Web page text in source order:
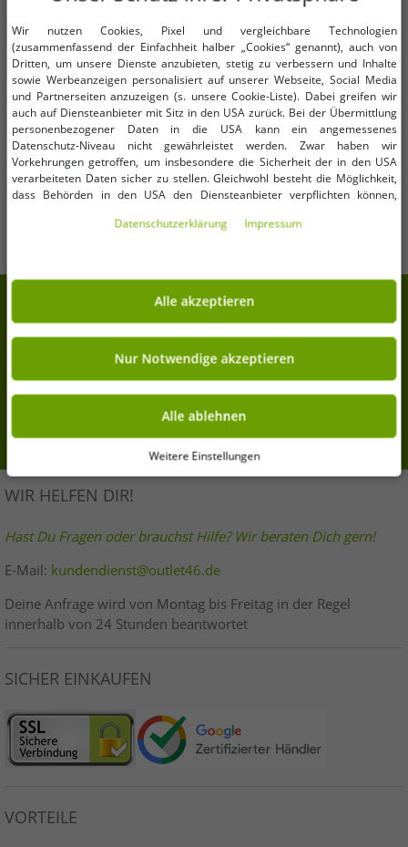
Verfügbare Größen
32/34 36/38
Damen ausgestellter Midi-Rock
stylischer Strick-Rock 970081
Schwarz
UVP:29,99 €* 1,99 €
In den Warenkorb
Verfügbare Größen
44 46
McKINLEY Isabel W Damen Rock
schützender Ski-Rock mit
AQUABASE Beschichtung 420206
057 Schwarz
UVP:79,99 €* 5,99 €
In den Warenkorb
7% Extra-Rabatt auf deinen Einkauf
Meld Dich für unseren Newsletter an und erhalte
Deine 7% Extra-Rabatt.
Deine E-Mail-Adresse hier
WIR HELFEN DIR!
Hast Du Fragen oder brauchst Hilfe? Wir beraten Dich gern!
E-Mail: kundendienst@outlet46.de
Deine Anfrage wird von Montag bis Freitag in der Regel
innerhalb von 24 Stunden beantwortet
SICHER EINKAUFEN
VORTEILE
Wir nutzen Cookies, Pixel und vergleichbare Technologien
(zusammenfassend der Einfachheit halber „Cookies“ genannt), auch von
Dritten, um unsere Dienste anzubieten, stetig zu verbessern und Inhalte
sowie Werbeanzeigen personalisiert auf unserer Webseite, Social Media
und Partnerseiten anzuzeigen (s. unsere Cookie-Liste). Dabei greifen wir
auch auf Diensteanbieter mit Sitz in den USA zurück. Bei der Übermittlung
personenbezogener Daten in die USA kann ein angemessenes
Datenschutz-Niveau nicht gewährleistet werden. Zwar haben wir
Vorkehrungen getroffen, um insbesondere die Sicherheit der in den USA
verarbeiteten Daten sicher zu stellen. Gleichwohl besteht die Möglichkeit,
dass Behörden in den USA den Diensteanbieter verpflichten können,
im Einzelfall auf Basis entsprechender US-Gesetzgebung, ein wirksamer
Zugriff informiert wirst. Mit Deiner Einwilligung gem. Art. 49 Abs. 1 lit. a
DSGVO erklärst Du Dich in die Übermittlung in die USA für einverstanden
(s.a. unsere Datenschutzerklärung). Du hast die Wahl, ob nur notwendige
Cookies verwendet werden sollen oder ob Du darüber hinaus weitere
Cookies akzeptieren möchtest. Standardmäßig sind nur notwendige Dienste
aktiv, was Du unter „Nur Notwendige akzeptieren verwenden“ bestätigen
kannst. Du kannst Deine Einwilligung entweder für „Alle akzeptieren“
erklären oder unter „Weitere Einstellungen“ an Deine Wünsche anpassen.
Deine Einwilligung kannst Du jederzeit über „Datenschutz-Einstellungen“
am Ende jeder unserer Seiten mit Wirkung für die Zukunft widerrufen oder
ändern.
Daten­schutz­erklärung Impressum
Alle akzeptieren
Nur Notwendige akzeptieren
Alle ablehnen
Weitere Einstellungen